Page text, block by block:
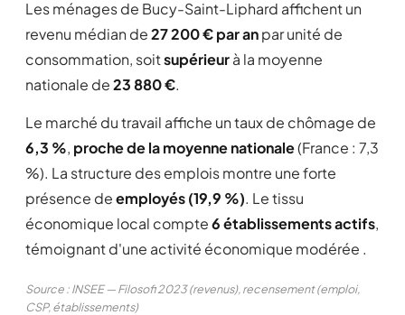
Les ménages de Bucy-Saint-Liphard affichent un
revenu médian de27 200 € par anpar unité de
consommation, soitsupérieurà la moyenne
nationale de23 880 €.
Le marché du travail affiche un taux de chômage de
6,3 %, proche de la moyenne nationale(France : 7,3
%). La structure des emplois montre une forte
présence deemployés (19,9 %). Le tissu
économique local compte6 établissements actifs,
témoignant d'une activité économique modérée .
Source : INSEE — Filosofi 2023 (revenus), recensement (emploi,
CSP, établissements)